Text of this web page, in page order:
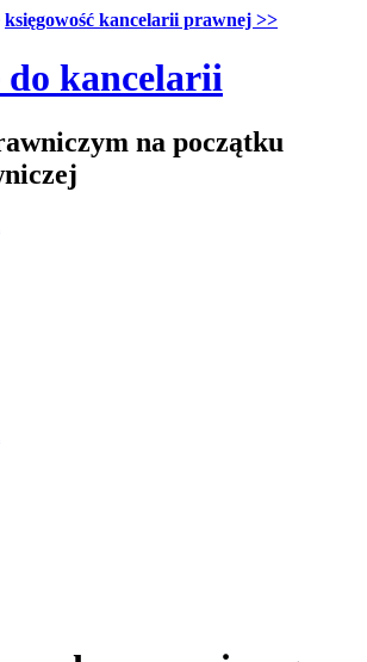
księgowość kancelarii prawnej >>
do kancelarii
na początku